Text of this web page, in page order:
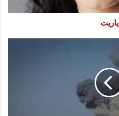
ياريت